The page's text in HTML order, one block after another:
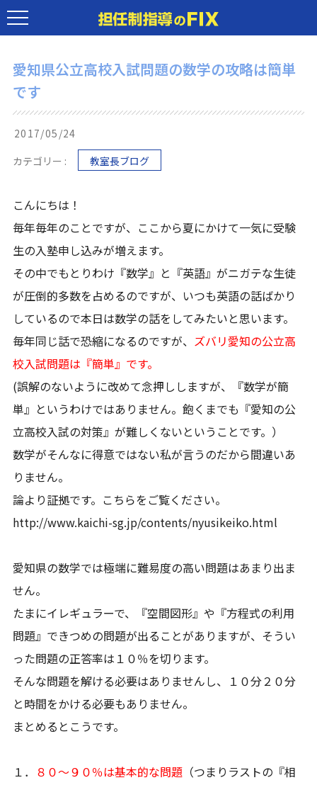
愛知県公立高校入試問題の数学の攻略は簡単
です
2017/05/24
カテゴリー :
教室長ブログ
こんにちは！
毎年毎年のことですが、ここから夏にかけて一気に受験
生の入塾申し込みが増えます。
その中でもとりわけ『数学』と『英語』がニガテな生徒
が圧倒的多数を占めるのですが、いつも英語の話ばかり
しているので本日は数学の話をしてみたいと思います。
毎年同じ話で恐縮になるのですが、 ズバリ愛知の公立高
校入試問題は『簡単』です。
(誤解のないように改めて念押ししますが、『数学が簡
単』というわけではありません。飽くまでも『愛知の公
立高校入試の対策』が難しくないということです。）
数学がそんなに得意ではない私が言うのだから間違いあ
りません。
論より証拠です。こちらをご覧ください。
http://www.kaichi-sg.jp/contents/nyusikeiko.html
愛知県の数学では極端に難易度の高い問題はあまり出ま
せん。
たまにイレギュラーで、『空間図形』や『方程式の利用
問題』できつめの問題が出ることがありますが、そうい
った問題の正答率は１０％を切ります。
そんな問題を解ける必要はありませんし、１０分２０分
と時間をかける必要もありません。
まとめるとこうです。
１． ８０～９０％は基本的な問題 （つまりラストの『相